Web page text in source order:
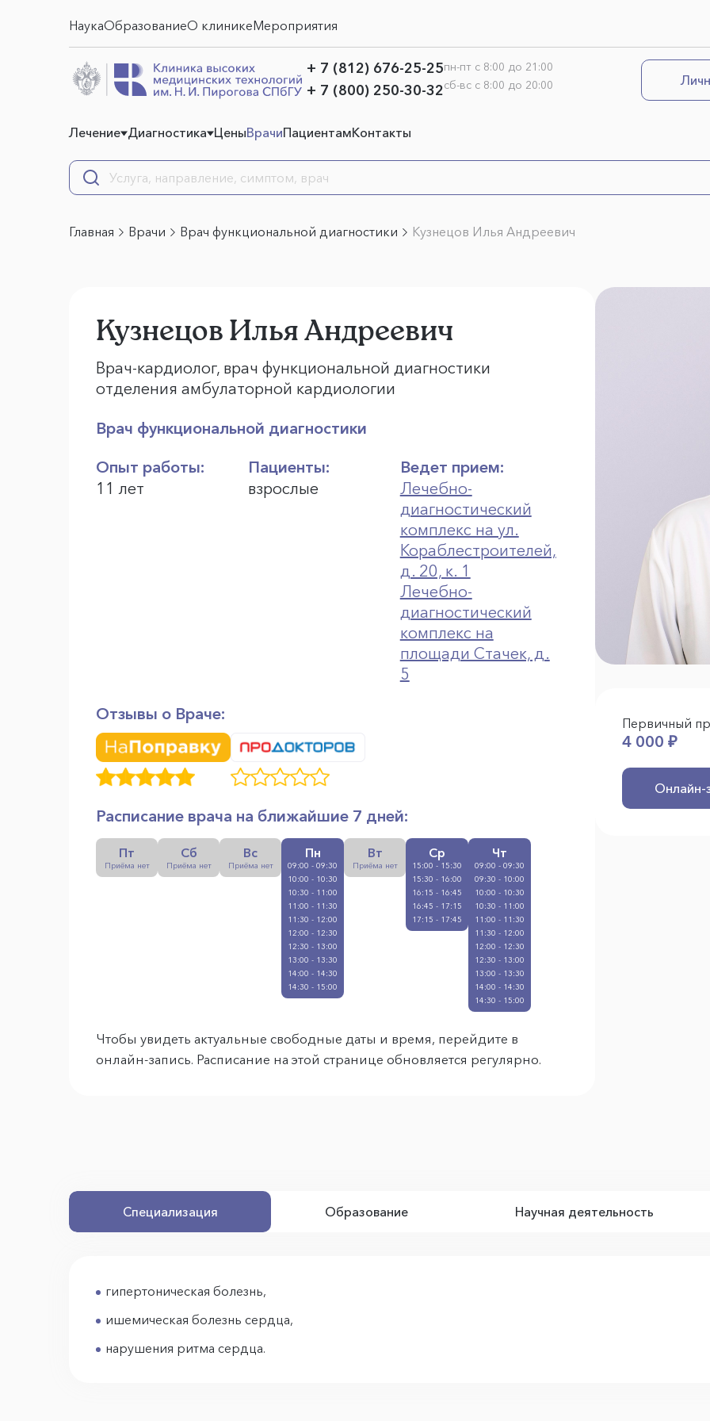
НаукаОбразованиеО клиникеМероприятия
+ 7 (812) 676-25-25
+ 7 (800) 250-30-32
пн-пт с 8:00 до 21:00
сб-вс с 8:00 до 20:00
Лечение Диагностика ЦеныВрачиПациентамКонтакты
Главная Врачи Врач функциональной диагностики Кузнецов Илья Андреевич
Кузнецов Илья Андреевич
Врач-кардиолог, врач функциональной диагностики
отделения амбулаторной кардиологии
Врач функциональной диагностики
Опыт работы:
11 лет
Пациенты:
взрослые
Ведет прием:
Лечебно-
диагностический
комплекс на ул.
Кораблестроителей,
д. 20, к. 1
Лечебно-
диагностический
комплекс на
площади Стачек, д.
5
Отзывы о Враче:
Расписание врача на ближайшие 7 дней:
Пт
Приёма нет
Сб
Приёма нет
Вс
Приёма нет
Пн
09:00 - 09:30
10:00 - 10:30
10:30 - 11:00
11:00 - 11:30
11:30 - 12:00
12:00 - 12:30
12:30 - 13:00
13:00 - 13:30
14:00 - 14:30
14:30 - 15:00
Вт
Приёма нет
Ср
15:00 - 15:30
15:30 - 16:00
16:15 - 16:45
16:45 - 17:15
17:15 - 17:45
Чт
09:00 - 09:30
09:30 - 10:00
10:00 - 10:30
10:30 - 11:00
11:00 - 11:30
11:30 - 12:00
12:00 - 12:30
12:30 - 13:00
13:00 - 13:30
14:00 - 14:30
14:30 - 15:00
Чтобы увидеть актуальные свободные даты и время, перейдите в
онлайн-запись. Расписание на этой странице обновляется регулярно.
Первичный
4 000 ₽
Онлайн-
Специализация Образование Научная деятельность
гипертоническая болезнь,
ишемическая болезнь сердца,
нарушения ритма сердца.